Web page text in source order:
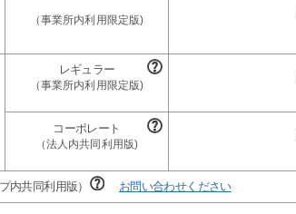
内共同利用版） お問い合わせください